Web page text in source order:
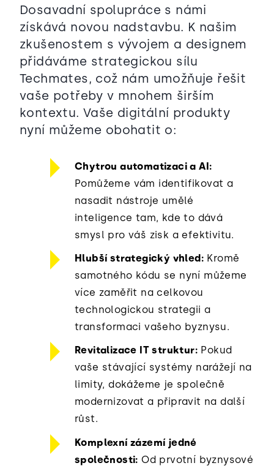
Dosavadní spolupráce s námi
získává novou nadstavbu. K našim
zkušenostem s vývojem a designem
přidáváme strategickou sílu
Techmates, což nám umožňuje řešit
vaše potřeby v mnohem širším
kontextu. Vaše digitální produkty
nyní můžeme obohatit o:
Chytrou automatizaci a AI:
Pomůžeme vám identifikovat a
nasadit nástroje umělé
inteligence tam, kde to dává
smysl pro váš zisk a efektivitu.
Hlubší strategický vhled: Kromě
samotného kódu se nyní můžeme
více zaměřit na celkovou
technologickou strategii a
transformaci vašeho byznysu.
Revitalizace IT struktur: Pokud
vaše stávající systémy narážejí na
limity, dokážeme je společně
modernizovat a připravit na další
růst.
Komplexní zázemí jedné
společnosti: Od prvotní byznysové